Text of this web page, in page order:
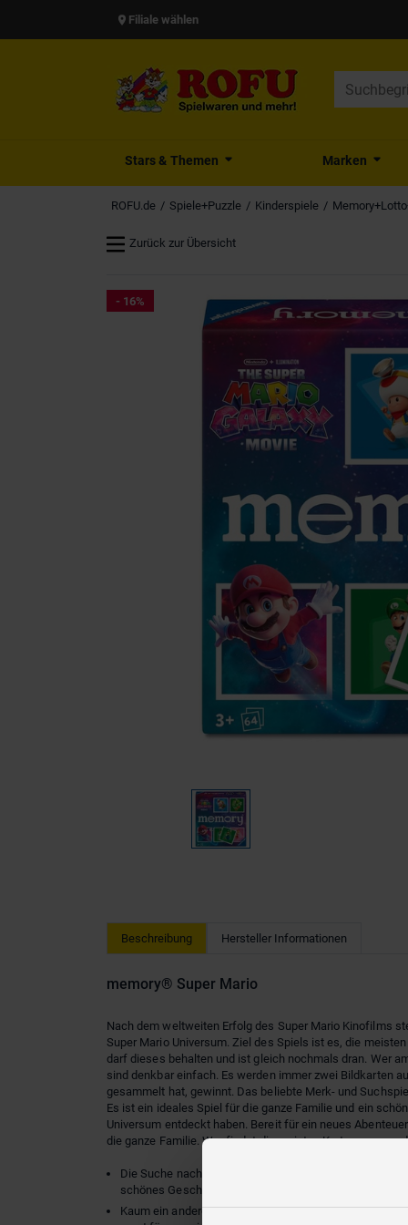
Filiale wählen
Stars & Themen Marken
ROFU.de Spiele+Puzzle Kinderspiele
Zurück zur Übersicht
- 16%
Beschreibung Hersteller Informationen
memory® Super Mario
Nach dem weltweiten Erfolg des Super Mario Kinofilms
Super Mario Universum. Ziel des Spiels ist es, die
darf dieses behalten und ist gleich nochmals dran. Wer
sind denkbar einfach. Es werden immer zwei Bildkarten
gesammelt hat, gewinnt. Das beliebte Merk- und
Es ist ein ideales Spiel für die ganze Familie und ein
Universum entdeckt haben. Bereit für ein neues
die ganze Familie. Wer findet die meisten Kartenpaare
Die Suche nach den gleichen Bildpaaren bringt die
schönes Geschenk für alle Fans des Super Mario
Kaum ein anderes Spiel vermag es besser,